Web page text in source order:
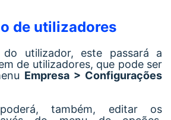
de utilizadores
utilizador, este passará a
de utilizadores, que pode ser
Empresa > Configurações
também, editar os